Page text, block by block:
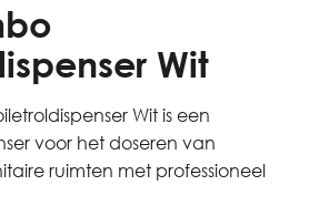
Wit
Wit is een
voor het doseren van
ruimten met professioneel